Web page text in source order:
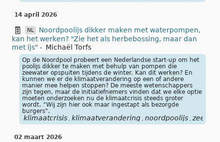
14 april 2026
NL
Noordpoolijs dikker maken met waterpompen,
kan het werken? "Zie het als herbebossing, maar dan
met ijs" - Michaël Torfs
Op de Noordpool probeert een Nederlandse start-up om het
poolijs dikker te maken met behulp van pompen die
zeewater opspuiten tijdens de winter. Kan dit werken? En
kunnen we er de klimaatverandering op een of andere
manier mee helpen stoppen? De meeste wetenschappers
zijn tegen, maar de initiatiefnemers vinden dat we elke optie
moeten onderzoeken nu de klimaatcrisis steeds groter
wordt. "Wij zijn hier ook maar ingestapt als bezorgde
burgers".
klimaatcrisis klimaatverandering noordpoolijs
02 maart 2026